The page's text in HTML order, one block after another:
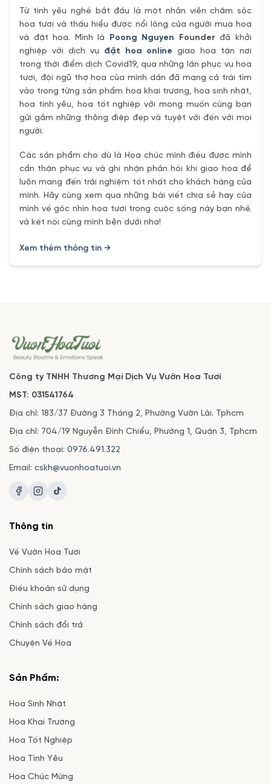
Từ tình yêu nghề bắt đầu là một nhân viên chăm sóc
hoa tươi và thấu hiểu được nổi lòng của người mua hoa
và đặt hoa. Mình là
Poong Nguyen Founder đã khởi
nghiệp với dịch vụ đặt hoa online giao hoa tận nơi
trong thời điểm dịch Covid19, qua những lần phục vụ hoa
tươi, đội ngũ thợ hoa của mình dần đã mang cả trái tím
vào trong từng sản phẩm hoa khai trương, hoa sinh nhật,
hoa tình yêu, hoa tốt nghiệp với mong muốn cùng bạn
gửi gắm những thông điệp đẹp và tuyệt vời đến với mọi
người.
Các sản phẩm cho dù là Hoa chúc mình điều được mình
cẩn thận phục vụ và ghi nhận phản hồi khi giao hoa để
luôn mang đến trải nghiệm tốt nhất cho khách hàng của
mình. Hãy cùng xem qua những bài viết chia sẻ hay của
mình về góc nhìn hoa tươi trong cuộc sống này bạn nhé.
và kết nối cùng mình bên dưới nha!
Xem thêm thông tin →
Công ty TNHH Thương Mại Dịch Vụ Vườn Hoa Tươi
MST: 031541764
Địa chỉ: 183/37 Đường 3 Tháng 2, Phường Vườn Lài. Tphcm
Địa chỉ: 704/19 Nguyễn Đình Chiểu, Phường 1, Quận 3, Tphcm
Số điện thoại: 0976.491.322
Email: cskh@vuonhoatuoi.vn
Thông tin
Về Vườn Hoa Tươi
Chính sách bảo mật
Điều khoản sử dụng
Chính sách giao hàng
Chính sách đổi trả
Chuyện Về Hoa
Sản Phẩm:
Hoa Sinh Nhật
Hoa Khai Trương
Hoa Tốt Nghiệp
Hoa Tình Yêu
Hoa Chúc Mừng